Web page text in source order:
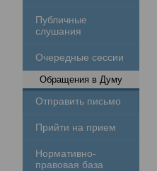
Публичные
слушания
Очередные сессии
Обращения в Думу
Отправить письмо
Прийти на прием
Нормативно-
правовая база